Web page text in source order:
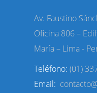
Av. Faustino
Oficina 806 –
María – Lima -
Teléfono: (01)
Email: